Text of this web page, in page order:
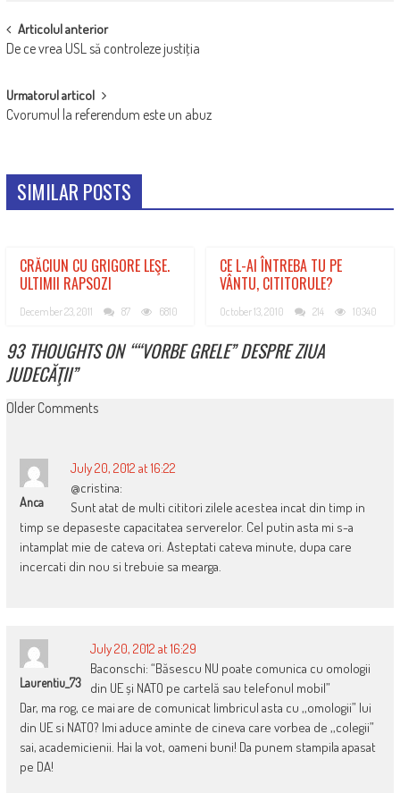
POST
NAVIGATION
Articolul anterior
De ce vrea USL să controleze justiţia
Urmatorul articol
Cvorumul la referendum este un abuz
SIMILAR POSTS
CRĂCIUN CU GRIGORE LEŞE.
ULTIMII RAPSOZI
December 23, 2011 87 6810
CE L-AI ÎNTREBA TU PE
VÂNTU, CITITORULE?
October 13, 2010 214 10340
93 THOUGHTS ON ““VORBE GRELE” DESPRE ZIUA
JUDECĂŢII”
COMMENT
Older Comments
Anca
July 20, 2012 at 16:22
@cristina:
Sunt atat de multi cititori zilele acestea incat din timp in
timp se depaseste capacitatea serverelor. Cel putin asta mi s-a
intamplat mie de cateva ori. Asteptati cateva minute, dupa care
incercati din nou si trebuie sa mearga.
Laurentiu_73
July 20, 2012 at 16:29
Baconschi: “Băsescu NU poate comunica cu omologii
din UE și NATO pe cartelă sau telefonul mobil”
Dar, ma rog, ce mai are de comunicat limbricul asta cu ,,omologii” lui
din UE si NATO? Imi aduce aminte de cineva care vorbea de ,,colegii”
sai, academicienii. Hai la vot, oameni buni! Da punem stampila apasat
pe DA!